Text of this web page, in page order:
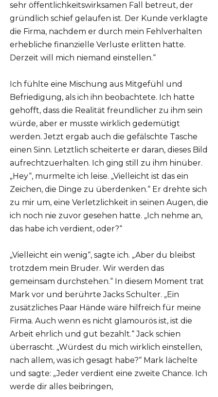
sehr öffentlichkeitswirksamen Fall betreut, der
gründlich schief gelaufen ist. Der Kunde verklagte
die Firma, nachdem er durch mein Fehlverhalten
erhebliche finanzielle Verluste erlitten hatte.
Derzeit will mich niemand einstellen.“
Ich fühlte eine Mischung aus Mitgefühl und
Befriedigung, als ich ihn beobachtete. Ich hatte
gehofft, dass die Realität freundlicher zu ihm sein
würde, aber er musste wirklich gedemütigt
werden. Jetzt ergab auch die gefälschte Tasche
einen Sinn. Letztlich scheiterte er daran, dieses Bild
aufrechtzuerhalten. Ich ging still zu ihm hinüber.
„Hey“, murmelte ich leise. „Vielleicht ist das ein
Zeichen, die Dinge zu überdenken.“ Er drehte sich
zu mir um, eine Verletzlichkeit in seinen Augen, die
ich noch nie zuvor gesehen hatte. „Ich nehme an,
das habe ich verdient, oder?“
„Vielleicht ein wenig“, sagte ich. „Aber du bleibst
trotzdem mein Bruder. Wir werden das
gemeinsam durchstehen.“ In diesem Moment trat
Mark vor und berührte Jacks Schulter. „Ein
zusätzliches Paar Hände wäre hilfreich für meine
Firma. Auch wenn es nicht glamourös ist, ist die
Arbeit ehrlich und gut bezahlt.“ Jack schien
überrascht. „Würdest du mich wirklich einstellen,
nach allem, was ich gesagt habe?“ Mark lächelte
und sagte: „Jeder verdient eine zweite Chance. Ich
werde dir alles beibringen,